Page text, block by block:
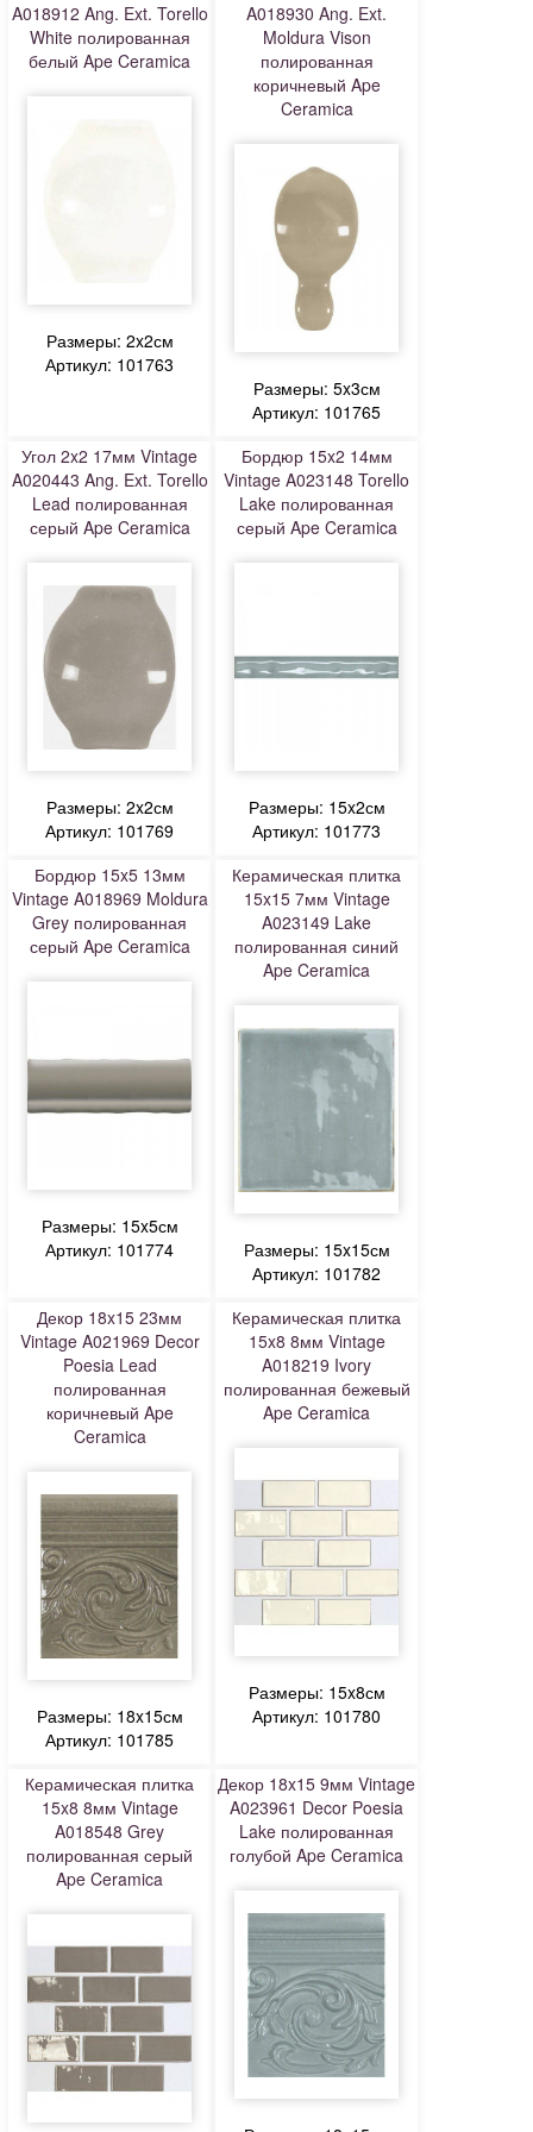
A018912 Ang. Ext. Torello
White полированная
белый Ape Ceramica
Размеры: 2x2см
Артикул: 101763
A018930 Ang. Ext.
Moldura Vison
полированная
коричневый Ape
Ceramica
Размеры: 5x3см
Артикул: 101765
Угол 2x2 17мм Vintage
A020443 Ang. Ext. Torello
Lead полированная
серый Ape Ceramica
Размеры: 2x2см
Артикул: 101769
Бордюр 15x2 14мм
Vintage A023148 Torello
Lake полированная
серый Ape Ceramica
Размеры: 15x2см
Артикул: 101773
Бордюр 15x5 13мм
Vintage A018969 Moldura
Grey полированная
серый Ape Ceramica
Размеры: 15x5см
Артикул: 101774
Керамическая плитка
15x15 7мм Vintage
A023149 Lake
полированная синий
Ape Ceramica
Размеры: 15x15см
Артикул: 101782
Декор 18x15 23мм
Vintage A021969 Decor
Poesia Lead
полированная
коричневый Ape
Ceramica
Размеры: 18x15см
Артикул: 101785
Керамическая плитка
15x8 8мм Vintage
A018219 Ivory
полированная бежевый
Ape Ceramica
Размеры: 15x8см
Артикул: 101780
Керамическая плитка
15x8 8мм Vintage
A018548 Grey
полированная серый
Ape Ceramica
Декор 18x15 9мм Vintage
A023961 Decor Poesia
Lake полированная
голубой Ape Ceramica